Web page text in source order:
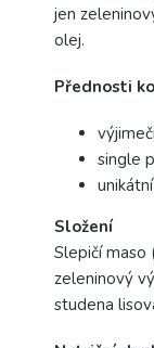
jen
olej.
Přednosti
single
Složení
Slepičí maso
zeleninový
studena